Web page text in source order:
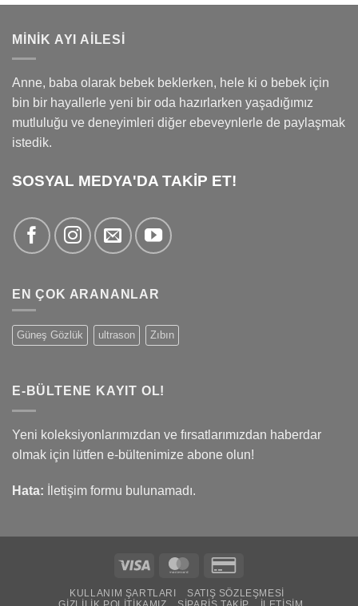
MINIK AYI AILESI
Anne, baba olarak bebek beklerken, hele ki o bebek için
bin bir hayallerle yeni bir oda hazırlarken yaşadığımız
mutluluğu ve deneyimleri diğer ebeveynlerle de paylaşmak
istedik.
SOSYAL MEDYA'DA TAKİP ET!
EN ÇOK ARANANLAR
Güneş Gözlük ultrason Zıbın
E-BÜLTENE KAYIT OL!
Yeni koleksiyonlarımızdan ve fırsatlarımızdan haberdar
olmak için lütfen e-bültenimize abone olun!
Hata: İletişim formu bulunamadı.
Visa MasterCard
2
KULLANIM ŞARTLARI
SATIŞ SÖZLEŞMESI